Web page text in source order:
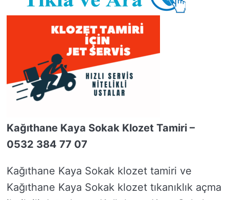
Kağıthane Kaya Sokak Klozet Tamiri –
0532 384 77 07
Kağıthane Kaya Sokak klozet tamiri ve
Kağıthane Kaya Sokak klozet tıkanıklık açma